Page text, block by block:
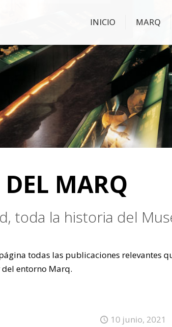
INICIO MARQ
MARQ
toda la historia del
todas las publicaciones relevantes
entorno Marq.
10 junio, 2021